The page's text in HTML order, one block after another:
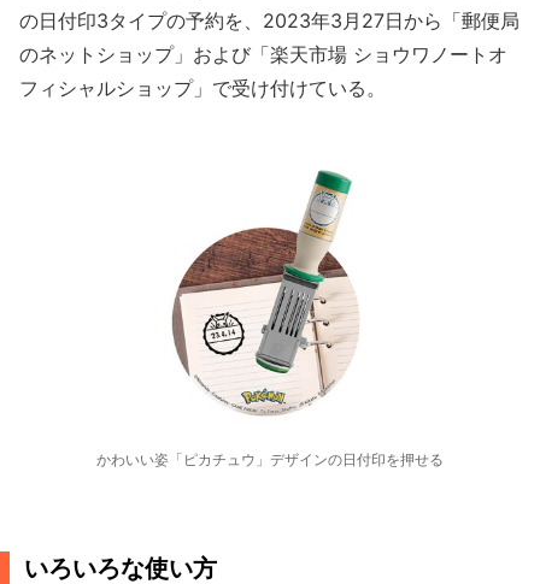
の日付印3タイプの予約を、2023年3月27日から「郵便局
のネットショップ」および「楽天市場 ショウワノートオ
フィシャルショップ」で受け付けている。
かわいい姿「ピカチュウ」デザインの日付印を押せる
いろいろな使い方